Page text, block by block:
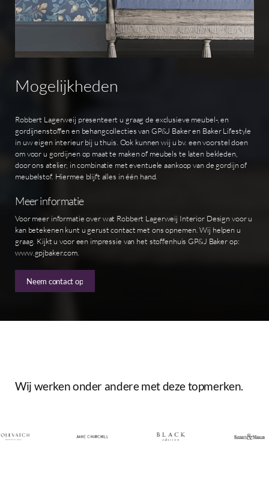
Mogelijkheden
Robbert Lagerweij presenteert u graag de exclusieve meubel-, en
gordijnenstoffen en behangcollecties van GP&J Baker en Baker Lifestyle
in uw eigen interieur bij u thuis. Ook kunnen wij u bv. een voorstel doen
om voor u gordijnen op maat te maken of meubels te laten bekleden,
door ons atelier, in combinatie met eventuele aankoop van de gordijn of
meubelstof. Hiermee blijft alles in één hand.
Meer informatie
Voor meer informatie over wat Robbert Lagerweij Interior Design voor u
kan betekenen kunt u gerust contact met ons opnemen. Wij helpen u
graag. Kijkt u voor een impressie van het stoffenhuis GP&J Baker op:
www.gpjbaker.com.
Neem contact op
Wij werkenonder andere metdezetopmerken.